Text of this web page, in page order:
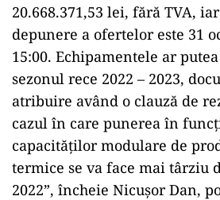
20.668.371,53 lei, fără TVA,
depunere a ofertelor este 31
15:00. Echipamentele ar
sezonul rece 2022 – 2023,
atribuire având o clauză de
cazul în care punerea în
capacităților modulare de
termice se va face mai târziu
2022”, încheie Nicușor Dan,